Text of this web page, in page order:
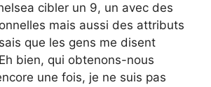
cibler un 9, un avec des
mais aussi des attributs
que les gens me disent
bien, qui obtenons-nous
une fois, je ne suis pas